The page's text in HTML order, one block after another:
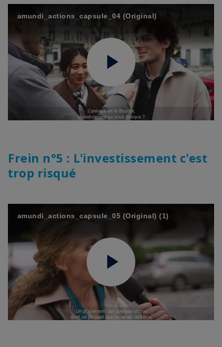
amundi_actions_capsule_04 (Original)
Play
Frein n°5 : L'investissement c'est
trop risqué
amundi_actions_capsule_05 (Original) (1)
Play